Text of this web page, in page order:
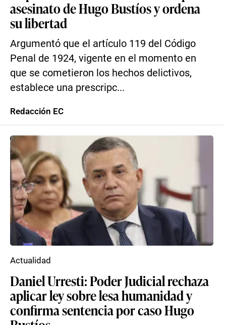
asesinato de Hugo Bustíos y ordena
su libertad
Argumentó que el artículo 119 del Código
Penal de 1924, vigente en el momento en
que se cometieron los hechos delictivos,
establece una prescripc...
Redacción EC
Daniel Urresti: Poder Judicial rechaza
aplicar ley sobre lesa humanidad y
confirma sentencia por caso Hugo
Actualidad